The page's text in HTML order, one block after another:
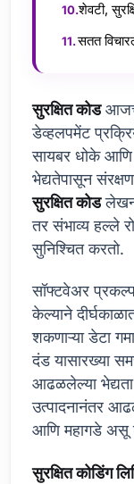
शेवटी,
सतत
सुरक्षित कोड
डेव्हलपमेंट
सायबर धोके आणि
भेद्यतेपासून
सुरक्षित कोड
तर संभाव्य हल्ले
सुनिश्चित करतो.
सॉफ्टवेअर
केल्याने
शकणाऱ्या डेटा
दंड यासारख्या
आढळलेल्या
उत्पादनानंतर
आणि महागडे
सुरक्षित कोडिंग